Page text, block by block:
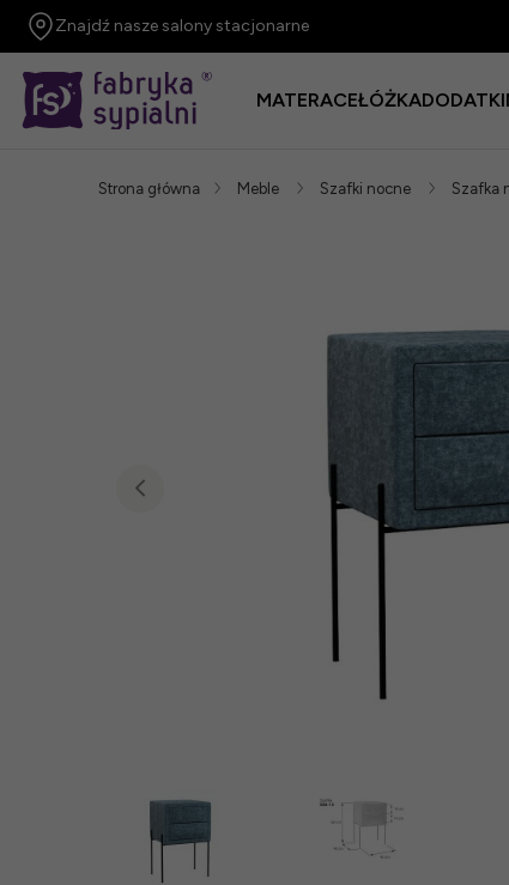
Znajdź nasze salony stacjonarne
MATERACEŁÓŻKADODATKI
Strona główna Meble Szafki nocne Szafka